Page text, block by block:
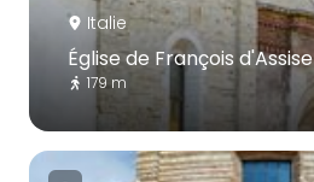
Italie
Église de François d'Assise
179 m